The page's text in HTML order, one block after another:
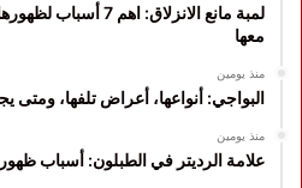
لمبة مانع الانزلاق:
معها
منذ يومين
البواجي: أنواعها، أعراض تلفها، ومتى
منذ يومين
علامة الرديتر في الطبلون: أسباب